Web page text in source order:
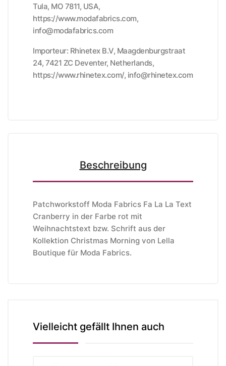
Tula, MO 7811, USA,
https://www.modafabrics.com,
info@modafabrics.com
Importeur: Rhinetex B.V, Maagdenburgstraat
24, 7421 ZC Deventer, Netherlands,
https://www.rhinetex.com/, info@rhinetex.com
Beschreibung
Patchworkstoff Moda Fabrics Fa La La Text
Cranberry in der Farbe rot mit
Weihnachtstext bzw. Schrift aus der
Kollektion Christmas Morning von Lella
Boutique für Moda Fabrics.
Vielleicht gefällt Ihnen auch